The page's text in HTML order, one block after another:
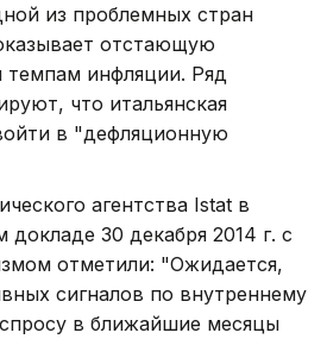
из проблемных стран
отстающую
инфляции. Ряд
что итальянская
в "дефляционную
агентства Istat в
30 декабря 2014 г. с
отметили: "Ожидается,
сигналов по внутреннему
в ближайшие месяцы